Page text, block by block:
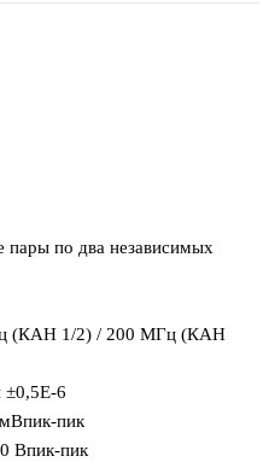
пары по два независимых
(КАН 1/2) / 200 МГц (КАН
±0,5E-6
пик
Впик-пик